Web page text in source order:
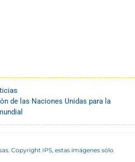
de las Naciones Unidas para la
Copyright IPS, estas imágenes sólo